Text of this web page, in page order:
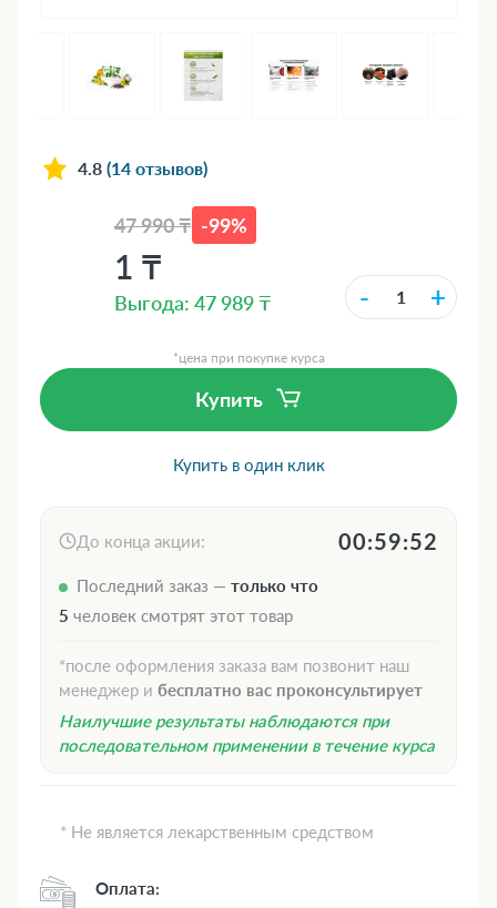
4.8 (14 отзывов)
47 990 ₸ -99%
1 ₸
Выгода: 47 989 ₸ - +
*цена при покупке курса
Купить
Купить в один клик
До конца акции: 00:59:51
Последний заказ — только что
5 человек смотрят этот товар
*после оформления заказа вам позвонит наш
менеджер и бесплатно вас проконсультирует
Наилучшие результаты наблюдаются при
последовательном применении в течение курса
* Не является лекарственным средством
Оплата: